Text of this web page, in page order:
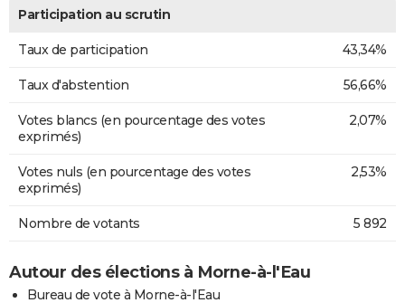
Participation au scrutin
Taux de participation 43,34%
Taux d'abstention 56,66%
Votes blancs (en pourcentage des votes
exprimés)
2,07%
Votes nuls (en pourcentage des votes
exprimés)
2,53%
Nombre de votants 5 892
Autour des élections à Morne-à-l'Eau
Bureau de vote à Morne-à-l'Eau